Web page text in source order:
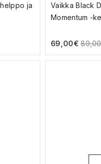
ja
Vaikka Black
Momentum -
69,00€ 89,00